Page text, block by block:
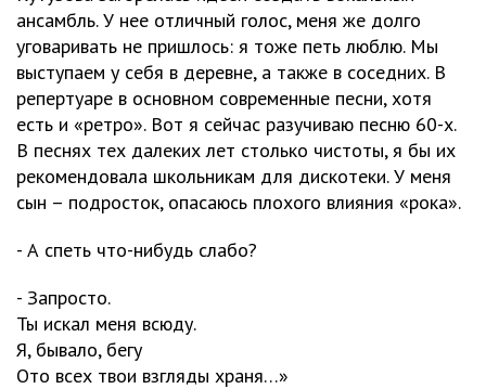
ансамбль. У нее отличный голос, меня же долго
уговаривать не пришлось: я тоже петь люблю. Мы
выступаем у себя в деревне, а также в соседних. В
репертуаре в основном современные песни, хотя
есть и «ретро». Вот я сейчас разучиваю песню 60-х.
В песнях тех далеких лет столько чистоты, я бы их
рекомендовала школьникам для дискотеки. У меня
сын – подросток, опасаюсь плохого влияния «рока».
- А спеть что-нибудь слабо?
- Запросто.
Ты искал меня всюду.
Я, бывало, бегу
Ото всех твои взгляды храня…»